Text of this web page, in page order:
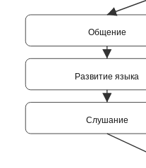
Общение
Развитие языка
Слушание